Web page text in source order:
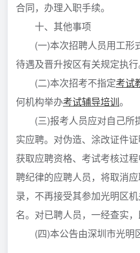
合同，办理入职手续。
十、其他事项
(一)本次招聘人员用工形
待遇及晋升按区有关规定执行
(二)本次招考不指定考试
何机构举办考试辅导培训。
(三)报考人员应对自己所
实应聘。对伪造、涂改证件
获取应聘资格、考试考核过
聘纪律的应聘人员，将取消
录，不再接受其参加光明区
名。对已聘人员，一经查实，
(四)本公告由深圳市光明